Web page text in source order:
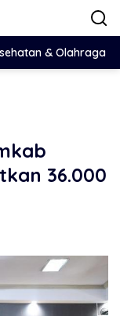
& Olahraga
36.000